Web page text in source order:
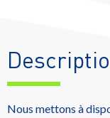
Nous mettons à